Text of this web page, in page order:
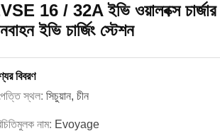
16 / 32A ইভি ওয়ালবক্স
ইভি চার্জিং স্টেশন
বিবরণ
স্থল: সিচুয়ান, চীন
নাম: Evoyage